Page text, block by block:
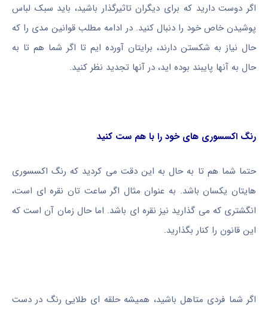
اگر دوست دارید که برای دیگران تاثیرگذار باشید، باید سبک لباس
پوشیدن خاص خود را دنبال کنید. در ادامه مطلب قوانین مدی را که
حال نیاز به شکستن دارند، برایتان آورده ایم تا اگر شما هم تا به
حال به آنها پایبند بوده اید، در آنها تجدید نظر کنید.
رنگ اکسسوری های خود را با هم ست کنید
حتما شما هم تا به حال به این دقت می کردید که رنگ اکسسوری
هایتان یکسان باشد. به عنوان مثال اگر ساعت تان نقره ای است،
انگشتری که می گذارید نیز نقره ای باشد. اما حال زمان آن است که
این قانون را کنار بگذارید.
اگر شما فردی متاهل باشید، همیشه حلقه ای طلایی رنگ در دست